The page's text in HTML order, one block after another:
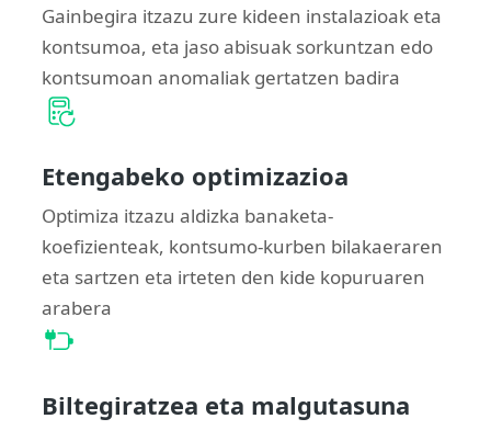
Gainbegira itzazu zure kideen instalazioak eta
kontsumoa, eta jaso abisuak sorkuntzan edo
kontsumoan anomaliak gertatzen badira
Etengabeko optimizazioa
Optimiza itzazu aldizka banaketa-
koefizienteak, kontsumo-kurben bilakaeraren
eta sartzen eta irteten den kide kopuruaren
arabera
Biltegiratzea eta malgutasuna